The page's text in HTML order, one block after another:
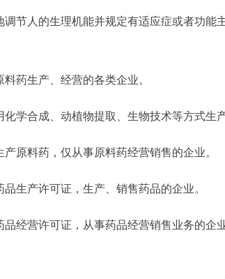
人的生理机能并规定有适应症或者功能
药生产、经营的各类企业。
合成、动植物提取、生物技术等方式生
原料药，仅从事原料药经营销售的企业。
生产许可证，生产、销售药品的企业。
经营许可证，从事药品经营销售业务的企